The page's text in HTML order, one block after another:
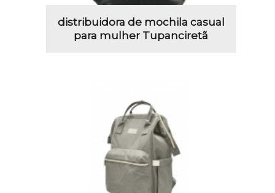
distribuidora de mochila casual
para mulher Tupanciretã